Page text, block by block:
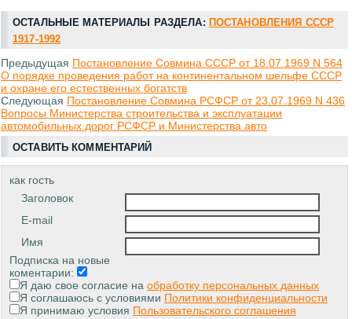
ОСТАЛЬНЫЕ МАТЕРИАЛЫ РАЗДЕЛА: ПОСТАНОВЛЕНИЯ СССР
1917-1992
Предыдущая Постановление Совмина СССР от 18.07.1969 N 564
О порядке проведения работ на континентальном шельфе СССР
и охране его естественных богатств
Следующая Постановление Совмина РСФСР от 23.07.1969 N 436
Вопросы Министерства строительства и эксплуатации
автомобильных дорог РСФСР и Министерства авто
ОСТАВИТЬ КОММЕНТАРИЙ
как гость
Заголовок
E-mail
Имя
Подписка на новые
коментарии:
Я даю свое согласие на обработку персональных данных
Я соглашаюсь с условиями Политики конфиденциальности
Я принимаю условия Пользовательского соглашения